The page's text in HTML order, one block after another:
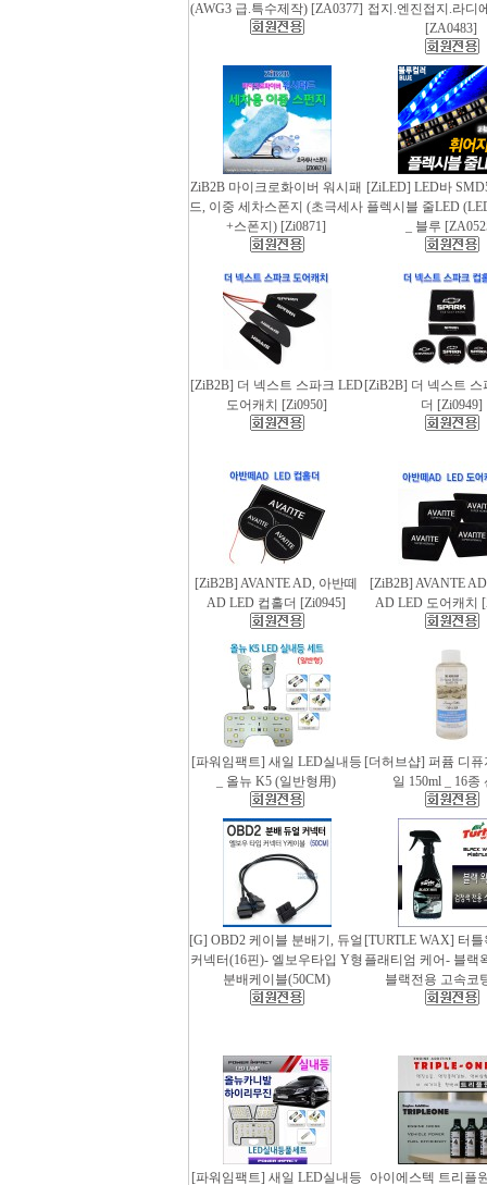
(AWG3 급.특수제작) [ZA0377] 접지.엔진접지.라디
[ZA0483]
ZiB2B 마이크로화이버 워시패
드, 이중 세차스폰지 (초극세사
+스폰지) [Zi0871]
[ZiLED] LED바
플렉시블 줄LED
_ 블루
[ZiB2B] 더 넥스트 스파크 LED
도어캐치 [Zi0950]
[ZiB2B] 더 넥스트 스
더 [Zi0949]
[ZiB2B] AVANTE AD, 아반떼
AD LED 컵홀더 [Zi0945]
[ZiB2B] AVANTE
AD LED 도어캐치
[파워임팩트] 새일 LED실내등
_ 올뉴 K5 (일반형用)
[더허브샵] 퍼퓸 디
일 150ml _ 16종
[G] OBD2 케이블 분배기, 듀얼
커넥터(16핀)- 엘보우타입 Y형
분배케이블(50CM)
[TURTLE WAX] 터
플래티엄 케어- 블랙
블랙전용 고속코
[파워임팩트] 새일 LED실내등 아이에스텍 트리플